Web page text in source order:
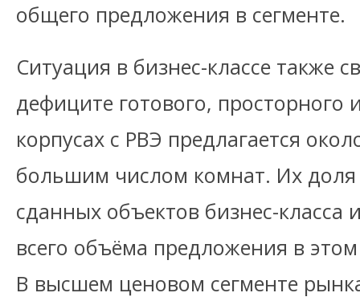
общего предложения в сегменте.
Ситуация в бизнес-классе также
дефиците готового, просторного
корпусах с РВЭ предлагается
большим числом комнат. Их
сданных объектов бизнес-класса
всего объёма предложения в этом
В высшем ценовом сегменте